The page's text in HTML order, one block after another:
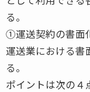
る。
①運送契約の書面
運送業における書
る。
ポイントは次の４